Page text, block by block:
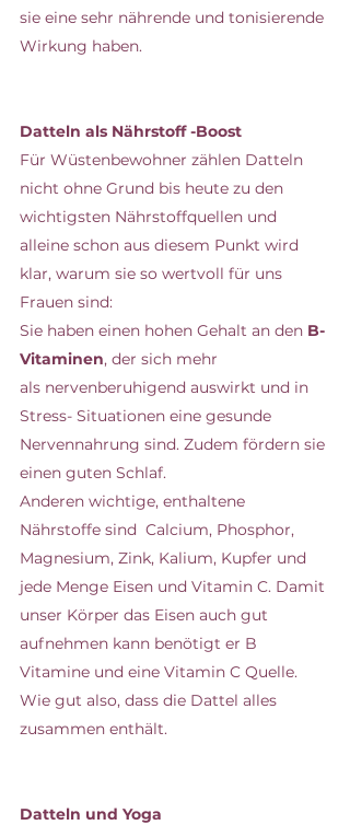
sie eine sehr nährende und tonisierende
Wirkung haben.
Datteln als Nährstoff -Boost
Für Wüstenbewohner zählen Datteln
nicht ohne Grund bis heute zu den
wichtigsten Nährstoffquellen und
alleine schon aus diesem Punkt wird
klar, warum sie so wertvoll für uns
Frauen sind:
Sie haben einen hohen Gehalt an den B-
Vitaminen, der sich mehr
als nervenberuhigend auswirkt und in
Stress- Situationen eine gesunde
Nervennahrung sind. Zudem fördern sie
einen guten Schlaf.
Anderen wichtige, enthaltene
Nährstoffe sind  Calcium, Phosphor,
Magnesium, Zink, Kalium, Kupfer und
jede Menge Eisen und Vitamin C. Damit
unser Körper das Eisen auch gut
aufnehmen kann benötigt er B
Vitamine und eine Vitamin C Quelle.
Wie gut also, dass die Dattel alles
zusammen enthält.
Datteln und Yoga